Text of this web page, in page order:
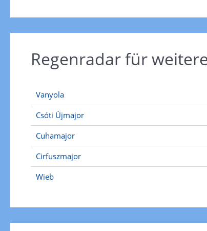
Regenradar für
Vanyola
Csóti Újmajor
Cuhamajor
Cirfuszmajor
Wieb